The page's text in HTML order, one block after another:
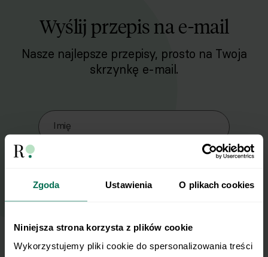
Zgoda Ustawienia O plikach cookies
Niniejsza strona korzysta z plików cookie
Wykorzystujemy pliki cookie do spersonalizowania treści
Wyślij przepis na e-mail
Nasze najlepsze przepisy, prosto na Twoja
skrzynkę e-mail.
Zapisz się do naszego Newslettera
Imię